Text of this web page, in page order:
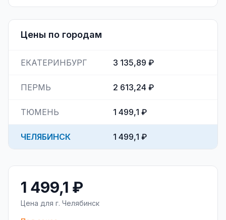
Цены по городам
ЕКАТЕРИНБУРГ 3 135,89 ₽
ПЕРМЬ 2 613,24 ₽
ТЮМЕНЬ 1 499,1 ₽
ЧЕЛЯБИНСК 1 499,1 ₽
1 499,1 ₽
Цена для г. Челябинск